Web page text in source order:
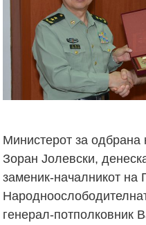
Министерот за одбрана
Зоран Јолевски,
заменик-началникот на
генерал-потполковник